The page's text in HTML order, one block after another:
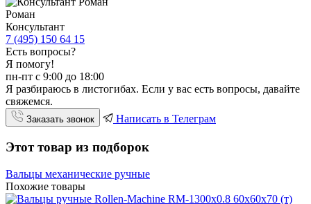
Роман
Консультант
7 (495) 150 64 15
Есть вопросы?
Я помогу!
пн-пт с 9:00 до 18:00
Я разбираюсь в листогибах. Если у вас есть вопросы, давайте
свяжемся.
Заказать звонок Написать в Телеграм
Этот товар из подборок
Вальцы механические ручные
Похожие товары